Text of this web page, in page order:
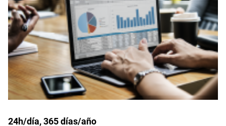
24h/día, 365 días/año